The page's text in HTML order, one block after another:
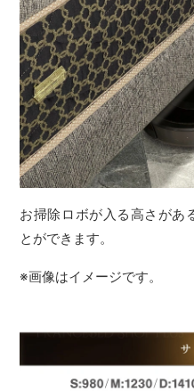
お掃除ロボが入る高さがあ
とができます。
※画像はイメージです。